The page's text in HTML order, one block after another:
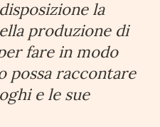
la
produzione di
fare in modo
possa raccontare
e le sue